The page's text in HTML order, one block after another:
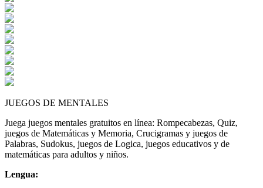
JUEGOS DE MENTALES
Juega juegos mentales gratuitos en línea: Rompecabezas, Quiz,
juegos de Matemáticas y Memoria, Crucigramas y juegos de
Palabras, Sudokus, juegos de Logica, juegos educativos y de
matemáticas para adultos y niños.
Lengua: